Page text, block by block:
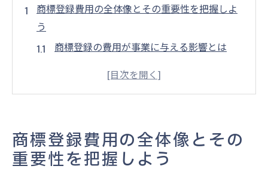
商標登録費用の全体像とその重要性を把握しよ
う
商標登録の費用が事業に与える影響とは
費用面から見る商標登録のメリット
商標登録の成功に向けた費用の見積方法
商標登録にかかる具体的な料金構成を解説
商標登録費用の全体像とその
重要性を把握しよう